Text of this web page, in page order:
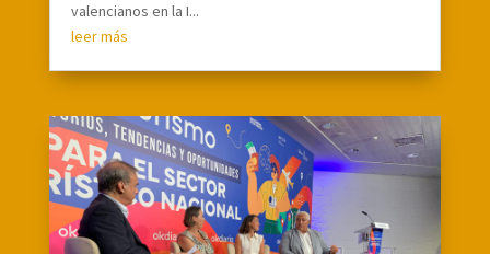
valencianos en la I...
leer más